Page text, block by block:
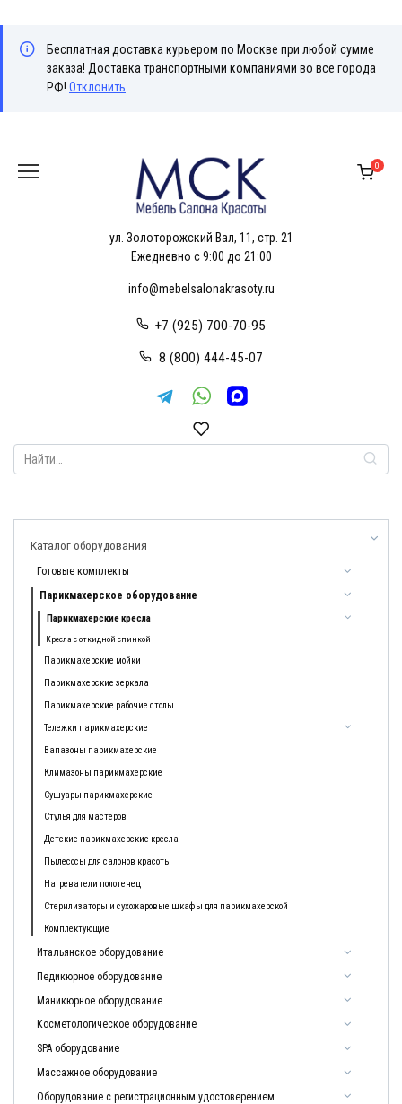
Бесплатная доставка курьером по Москве при любой сумме
заказа! Доставка транспортными компаниями во все города
РФ! Отклонить
содержанию
ул. Золоторожский Вал, 11, стр. 21
Ежедневно с 9:00 до 21:00
info@mebelsalonakrasoty.ru
+7 (925) 700-70-95
8 (800) 444-45-07
0
Search
for:
Каталог оборудования
Готовые комплекты
Парикмахерское оборудование
Парикмахерские кресла
Кресла с откидной спинкой
Парикмахерские мойки
Парикмахерские зеркала
Парикмахерские рабочие столы
Тележки парикмахерские
Вапазоны парикмахерские
Климазоны парикмахерские
Сушуары парикмахерские
Стулья для мастеров
Детские парикмахерские кресла
Пылесосы для салонов красоты
Нагреватели полотенец
Стерилизаторы и сухожаровые шкафы для парикмахерской
Комплектующие
Итальянское оборудование
Педикюрное оборудование
Маникюрное оборудование
Косметологическое оборудование
SPA оборудование
Массажное оборудование
Оборудование с регистрационным удостоверением